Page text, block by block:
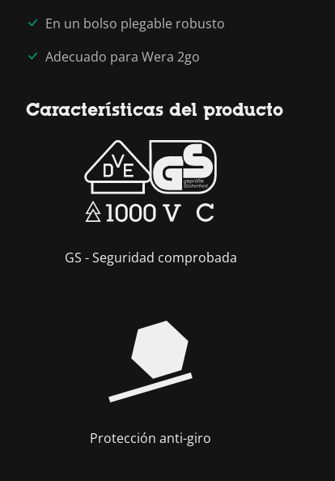
En un bolso plegable robusto
Adecuado para Wera 2go
Características del producto
GS - Seguridad comprobada
Protección anti-giro